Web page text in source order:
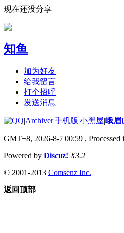
现在还没分享
知鱼
加为好友
给我留言
打个招呼
发送消息
|Archiver|手机版|小黑屋|峨眉
GMT+8, 2026-8-7 00:59 , Processed
Powered by Discuz! X3.2
© 2001-2013 Comsenz Inc.
返回顶部